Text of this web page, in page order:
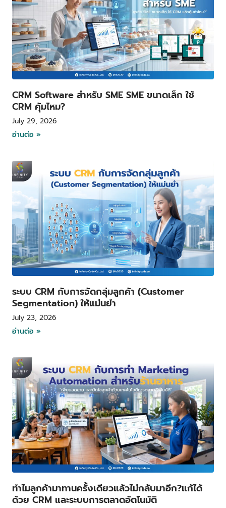
CRM Software สำหรับ SME SME ขนาดเล็ก ใช้
CRM คุ้มไหม?
July 29, 2026
อ่านต่อ »
ระบบ CRM กับการจัดกลุ่มลูกค้า (Customer
Segmentation) ให้แม่นยำ
July 23, 2026
อ่านต่อ »
ทำไมลูกค้ามาทานครั้งเดียวแล้วไม่กลับมาอีก?แก้ได้
ด้วย CRM และระบบการตลาดอัตโนมัติ